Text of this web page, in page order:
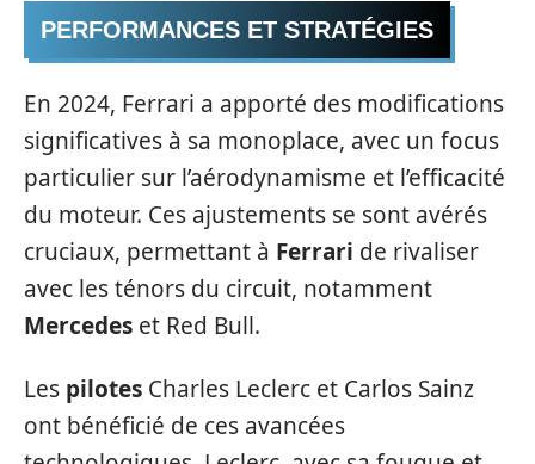
PERFORMANCES ET STRATÉGIES
En 2024, Ferrari a apporté des modifications
significatives à sa monoplace, avec un focus
particulier sur l’aérodynamisme et l’efficacité
du moteur. Ces ajustements se sont avérés
cruciaux, permettant à Ferrari de rivaliser
avec les ténors du circuit, notamment
Mercedes et Red Bull.
Les pilotes Charles Leclerc et Carlos Sainz
ont bénéficié de ces avancées